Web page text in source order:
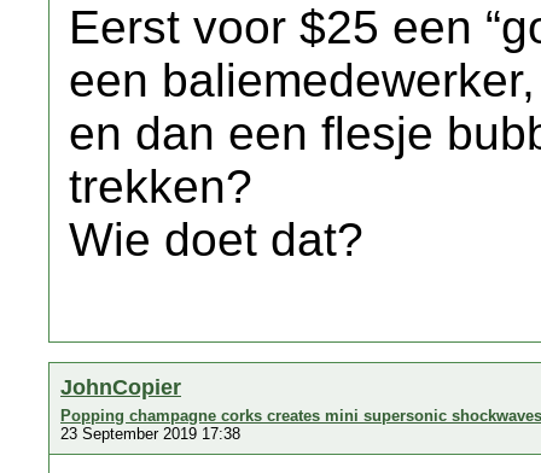
Eerst voor $25 een
een
en dan een flesje
trekken?
Wie doet dat?
JohnCopier
Popping champagne corks creates mini supersonic shockwaves
23 September 2019 17:38